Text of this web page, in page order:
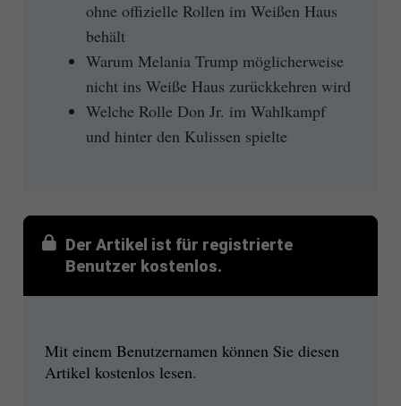
ohne offizielle Rollen im Weißen Haus
behält
Warum Melania Trump möglicherweise
nicht ins Weiße Haus zurückkehren wird
Welche Rolle Don Jr. im Wahlkampf
und hinter den Kulissen spielte
Der Artikel ist für registrierte
Benutzer kostenlos.
Mit einem Benutzernamen können Sie diesen
Artikel kostenlos lesen.